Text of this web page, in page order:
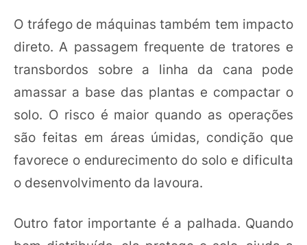
O tráfego de máquinas também tem impacto
direto. A passagem frequente de tratores e
transbordos sobre a linha da cana pode
amassar a base das plantas e compactar o
solo. O risco é maior quando as operações
são feitas em áreas úmidas, condição que
favorece o endurecimento do solo e dificulta
o desenvolvimento da lavoura.
Outro fator importante é a palhada. Quando